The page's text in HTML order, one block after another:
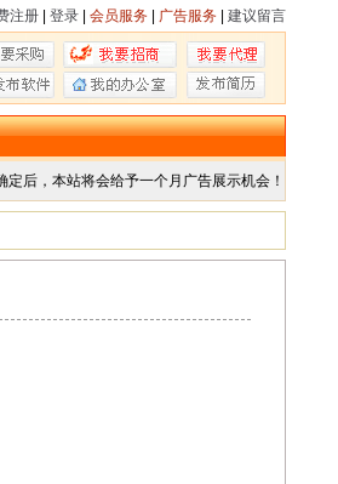
注册 登录 会员服务 广告服务 建议留言
后，本站将会给予一个月广告展示机会！